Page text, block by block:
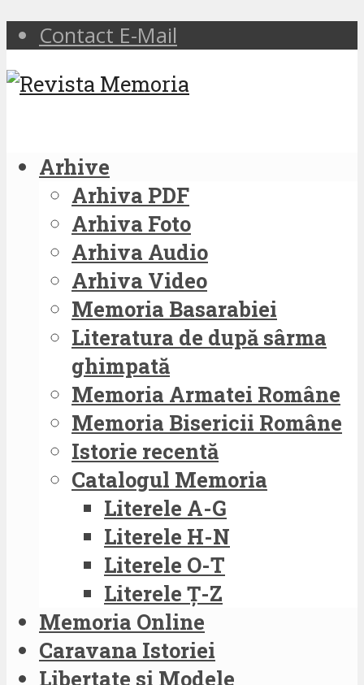
Contact E-Mail
Arhive
Arhiva PDF
Arhiva Foto
Arhiva Audio
Arhiva Video
Memoria Basarabiei
Literatura de după sârma
ghimpată
Memoria Armatei Române
Memoria Bisericii Române
Istorie recentă
Catalogul Memoria
Literele A-G
Literele H-N
Literele O-T
Literele Ț-Z
Memoria Online
Caravana Istoriei
Libertate si Modele